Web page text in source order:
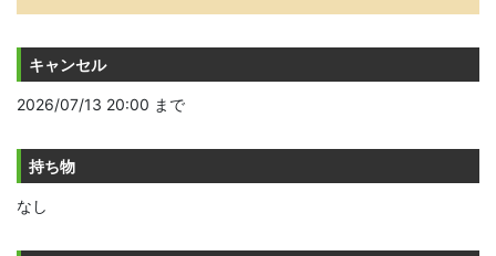
キャンセル
2026/07/13 20:00 まで
持ち物
なし